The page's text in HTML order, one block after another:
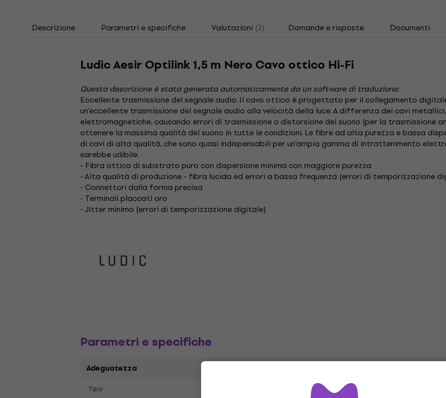
Descrizione Parametri e specifiche Valutazioni (2) Domande e risposte Documenti
Ludic Aesir Optilink 1,5 m Nero Cavo ottico Hi-Fi
Questa descrizione è stata generata automaticamente da un software di traduzione:
Eccellente trasmissione del segnale audio. Il cavo ottico è progettato per il collegamento
un'eccellente trasmissione del segnale audio alla velocità della luce.A differenza dei cavi
elettromagnetiche, causando errori di trasmissione o distorsione del suono (per la trasmissione
ottenere la massima qualità del suono in tutte le condizioni. Le fibre ad alta purezza e bassa
di cavi di alta qualità, che sono quasi indispensabili per un'ampia gamma di intrattenimento
sarebbe udibile.
- Fibra ottica di substrato puro con dispersione minima con maggiore purezza
- Alta qualità di produzione - fibra lucida ed errori a bassa frequenza (errori di temporizzazione
- Connettori dalla forma precisa
- Terminali placcati oro
- Jitter minimo (errori di temporizzazione digitale)
Parametri e specifiche
Adeguatezza
Tipo